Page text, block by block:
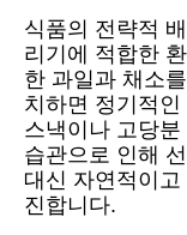
식품의 전략적
리기에 적합한
한 과일과 채소
치하면 정기적
스낵이나 고당
습관으로 인해
대신 자연적이
진합니다.